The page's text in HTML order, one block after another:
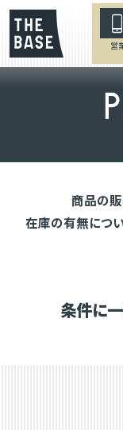
営
P
商品の販
在庫の有無につ
条件に